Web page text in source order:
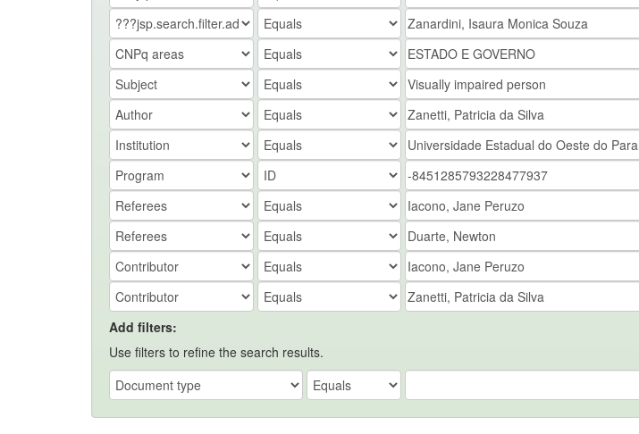
Add filters:
Use filters to refine the search results.